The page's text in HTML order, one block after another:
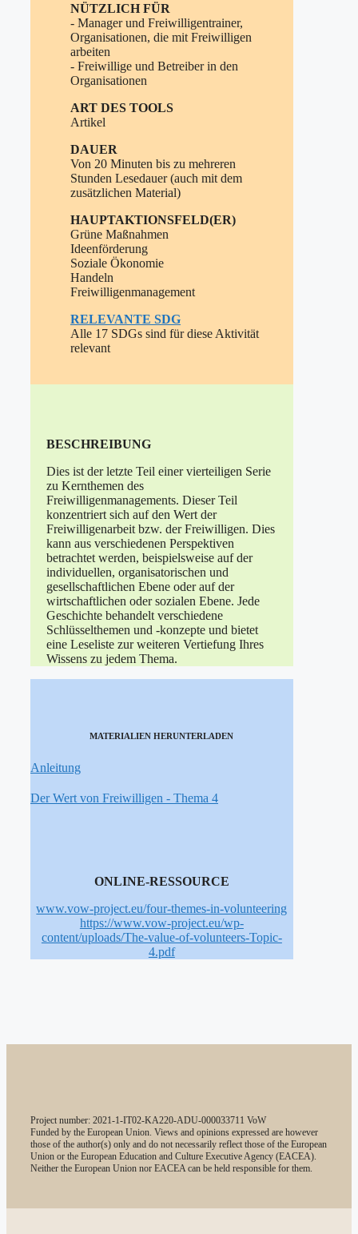
NÜTZLICH FÜR
- Manager und Freiwilligentrainer,
Organisationen, die mit Freiwilligen
arbeiten
- Freiwillige und Betreiber in den
Organisationen
ART DES TOOLS
Artikel
DAUER
Von 20 Minuten bis zu mehreren
Stunden Lesedauer (auch mit dem
zusätzlichen Material)
HAUPTAKTIONSFELD(ER)
Grüne Maßnahmen
Ideenförderung
Soziale Ökonomie
Handeln
Freiwilligenmanagement
RELEVANTE SDG
Alle 17 SDGs sind für diese Aktivität
relevant
BESCHREIBUNG
Dies ist der letzte Teil einer vierteiligen Serie
zu Kernthemen des
Freiwilligenmanagements. Dieser Teil
konzentriert sich auf den Wert der
Freiwilligenarbeit bzw. der Freiwilligen. Dies
kann aus verschiedenen Perspektiven
betrachtet werden, beispielsweise auf der
individuellen, organisatorischen und
gesellschaftlichen Ebene oder auf der
wirtschaftlichen oder sozialen Ebene. Jede
Geschichte behandelt verschiedene
Schlüsselthemen und -konzepte und bietet
eine Leseliste zur weiteren Vertiefung Ihres
Wissens zu jedem Thema.
MATERIALIEN HERUNTERLADEN
Anleitung
Der Wert von Freiwilligen - Thema 4
ONLINE-RESSOURCE
www.vow-project.eu/four-themes-in-volunteering
https://www.vow-project.eu/wp-
content/uploads/The-value-of-volunteers-Topic-
4.pdf
Project number: 2021-1-IT02-KA220-ADU-000033711 VoW
Funded by the European Union. Views and opinions expressed are however
those of the author(s) only and do not necessarily reflect those of the European
Union or the European Education and Culture Executive Agency (EACEA).
Neither the European Union nor EACEA can be held responsible for them.